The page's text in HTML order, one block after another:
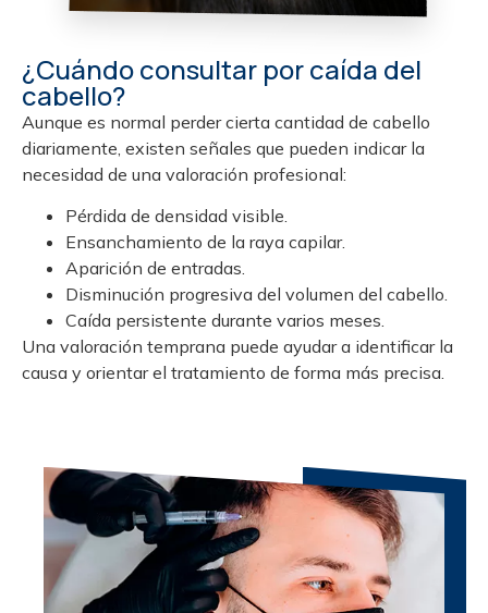
¿Cuándo consultar por caída del
cabello?
Aunque es normal perder cierta cantidad de cabello
diariamente, existen señales que pueden indicar la
necesidad de una valoración profesional:
Pérdida de densidad visible.
Ensanchamiento de la raya capilar.
Aparición de entradas.
Disminución progresiva del volumen del cabello.
Caída persistente durante varios meses.
Una valoración temprana puede ayudar a identificar la
causa y orientar el tratamiento de forma más precisa.